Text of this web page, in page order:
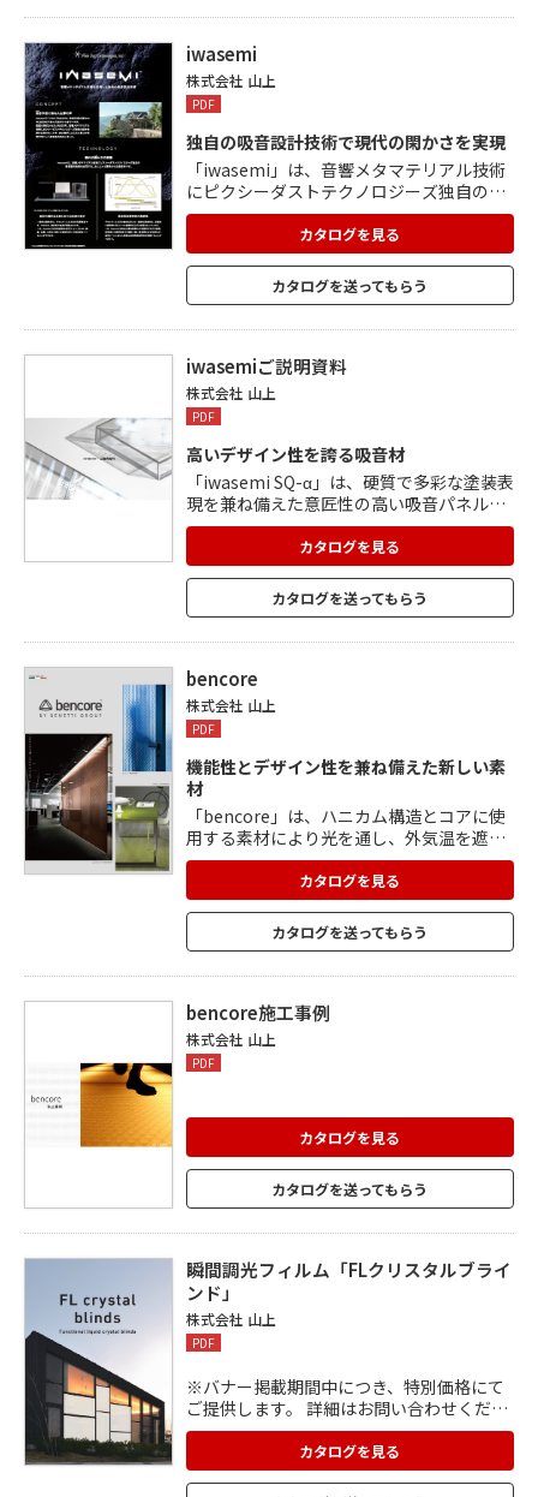
iwasemi
株式会社 山上
PDF
独自の吸音設計技術で現代の閑かさを実現
「iwasemi」は、音響メタマテリアル技術
にピクシーダストテクノロジーズ独自の吸
音設計技術を応用することによって開発さ
れた吸音材です。 グラスウールなどの多孔
質構造と違い、iwasemiは共鳴構造を採用
しているため、樹脂や金属、木材などさま
ざまな素材を用いることができます。 特定
す性質など、適用シーンに応じた柔軟な吸
音周波数特性を実現することが可能です。
カタログを見る
カタログを送ってもらう
iwasemiご説明資料
株式会社 山上
PDF
高いデザイン性を誇る吸音材
「iwasemi SQ-α」は、硬質で多彩な塗装表
現を兼ね備えた意匠性の高い吸音パネルで
す。 空間のデザイン性を損なうことなく、
9色のカラーラインナップで空間を豊かに
彩ります。 マグネットによる簡単設置が可
能。 「iwasemi RC-α」は音響メタマテリ
アル技術を応用した、ガラスに貼れる透明
けこみます。 本体に付属している透明な粘
着テープをガラス面に貼るだけで設置も簡
単。
カタログを見る
カタログを送ってもらう
bencore
株式会社 山上
PDF
機能性とデザイン性を兼ね備えた新しい素
材
「bencore」は、ハニカム構造とコアに使
用する素材により光を通し、外気温を遮
断、室内温度を低下させ、省エネルギーで
空間温度を維持できます。 デザイン性にも
高い評価を受けており、創造力を刺激する
まったく新しい素材です。 柄やカラーのラ
インアップも豊富で、内装材やパーティシ
カタログを見る
カタログを送ってもらう
bencore施工事例
株式会社 山上
PDF
カタログを見る
カタログを送ってもらう
瞬間調光フィルム「FLクリスタルブライ
ンド」
株式会社 山上
PDF
※バナー掲載期間中につき、特別価格にて
ご提供します。 詳細はお問い合わせくださ
い。
カタログを見る